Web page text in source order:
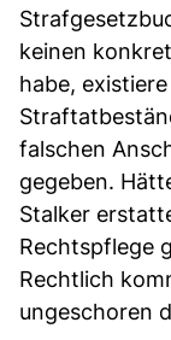
keinen
habe,
falschen
gegeben.
Stalker
Rechtspflege
Rechtlich
ungeschoren